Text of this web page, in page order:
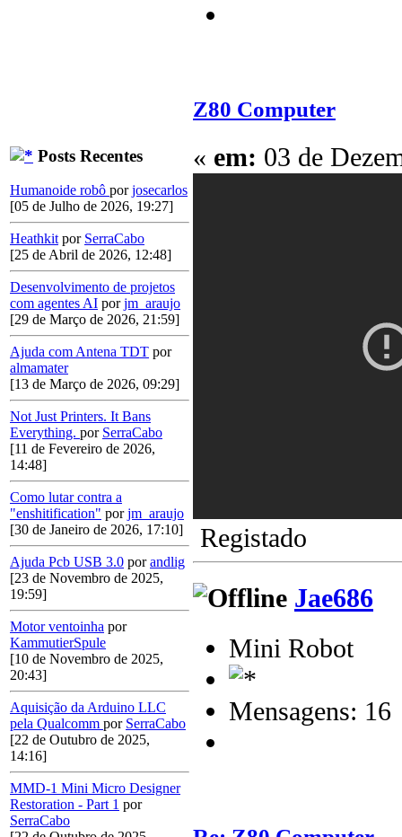
Posts Recentes
Humanoide robô porjosecarlos
[05 de Julho de 2026, 19:27]
Heathkit por SerraCabo
[25 de Abril de 2026, 12:48]
Desenvolvimento de projetos
com agentes AI porjm_araujo
[29 de Março de 2026, 21:59]
Ajuda com Antena TDT por
almamater
[13 de Março de 2026, 09:29]
Not Just Printers. It Bans
Everything. por SerraCabo
[11 de Fevereiro de 2026,
14:48]
Como lutar contra a
"enshitification" porjm_araujo
[30 de Janeiro de 2026, 17:10]
Ajuda Pcb USB 3.0 porandlig
[23 de Novembro de 2025,
19:59]
Motor ventoinha por
KammutierSpule
[10 de Novembro de 2025,
20:43]
Aquisição da Arduino LLC
pela Qualcomm por SerraCabo
[22 de Outubro de 2025,
14:16]
MMD-1 Mini Micro Designer
Restoration - Part 1 por
SerraCabo
Z80 Computer
« em: 03 de
Registado
Jae686
Mini Robot
Mensagens: 16